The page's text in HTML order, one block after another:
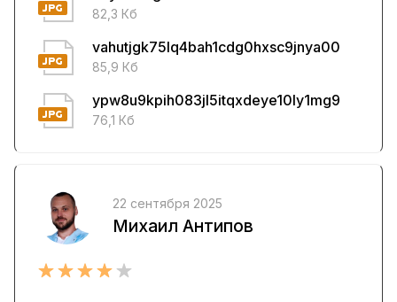
82,3 Кб
vahutjgk75lq4bah1cdg0hxsc9jnya00
85,9 Кб
ypw8u9kpih083jl5itqxdeye10ly1mg9
76,1 Кб
22 сентября 2025
Михаил Антипов